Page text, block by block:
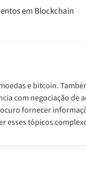
em Blockchain
e bitcoin.
com negociação de
fornecer
esses tópicos